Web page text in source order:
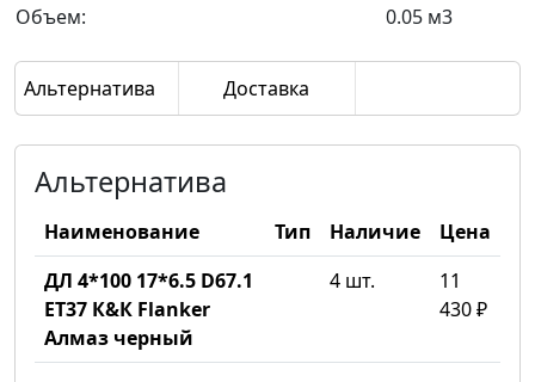
Объем:
0.05 м3
Альтернатива Доставка
Альтернатива
Наименование Тип Наличие
Цена
ДЛ 4*100 17*6.5 D67.1
ET37 К&К Flanker
Алмаз черный
4 шт.
11
430 ₽